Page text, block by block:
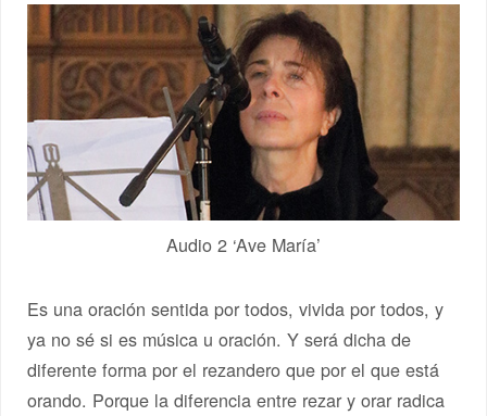
Audio 2 ‘Ave María’
Es una oración sentida por todos, vivida por todos, y
ya no sé si es música u oración. Y será dicha de
diferente forma por el rezandero que por el que está
orando. Porque la diferencia entre rezar y orar radica